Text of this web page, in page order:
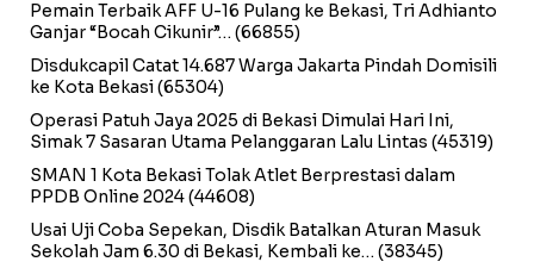
Pemain Terbaik AFF U-16 Pulang ke Bekasi, Tri Adhianto
Ganjar “Bocah Cikunir”… (66855)
Disdukcapil Catat 14.687 Warga Jakarta Pindah Domisili
ke Kota Bekasi(65304)
Operasi Patuh Jaya 2025 di Bekasi Dimulai Hari Ini,
Simak 7 Sasaran Utama Pelanggaran Lalu Lintas (45319)
SMAN 1 Kota Bekasi Tolak Atlet Berprestasi dalam
PPDB Online 2024(44608)
Usai Uji Coba Sepekan, Disdik Batalkan Aturan Masuk
Sekolah Jam 6.30 di Bekasi, Kembali ke… (38345)